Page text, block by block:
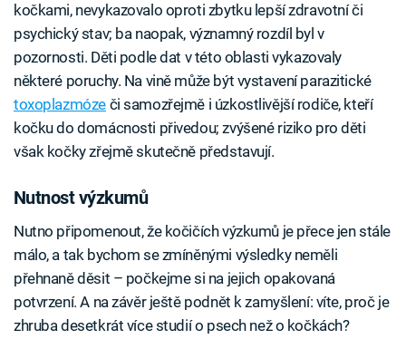
kočkami, nevykazovalo oproti zbytku lepší zdravotní či
psychický stav; ba naopak, významný rozdíl byl v
pozornosti. Děti podle dat v této oblasti vykazovaly
některé poruchy. Na vině může být vystavení parazitické
toxoplazmózeči samozřejmě i úzkostlivější rodiče, kteří
kočku do domácnosti přivedou; zvýšené riziko pro děti
však kočky zřejmě skutečně představují.
Nutnost výzkumů
Nutno připomenout, že kočičích výzkumů je přece jen stále
málo, a tak bychom se zmíněnými výsledky neměli
přehnaně děsit – počkejme si na jejich opakovaná
potvrzení. A na závěr ještě podnět k zamyšlení: víte, proč je
zhruba desetkrát více studií o psech než o kočkách?